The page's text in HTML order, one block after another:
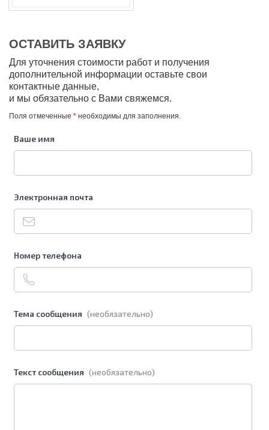
ОСТАВИТЬ ЗАЯВКУ
Для уточнения стоимости работ и получения
дополнительной информации оставьте свои
контактные данные,
и мы обязательно с Вами свяжемся.
Поля отмеченные * необходимы для заполнения.
Ваше имя
Электронная почта
Номер телефона
Тема сообщения (необязательно)
Текст сообщения (необязательно)